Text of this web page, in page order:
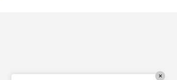
×